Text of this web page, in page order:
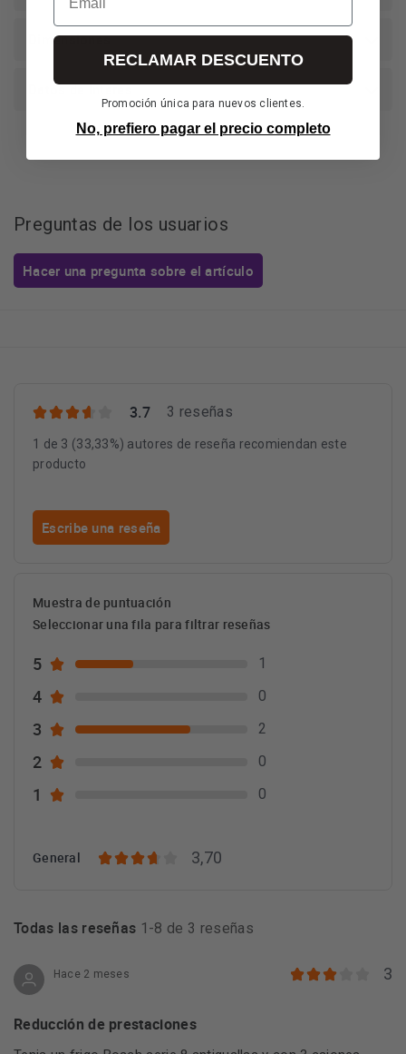
Dimensiones
Datos de Interés
Preguntas de los usuarios
Hacer una pregunta sobre el artículo
3.7 3 reseñas
1 de 3 (33,33%) autores de reseña recomiendan este
producto
Escribe una reseña
Muestra de puntuación
Seleccionar una fila para filtrar reseñas
5 1
4 0
3 2
2 0
1 0
General 3,70
Todas las reseñas 1-8 de 3 reseñas
Hace 2 meses 3
Reducción de prestaciones
RECLAMAR DESCUENTO
Promoción única para nuevos clientes.
No, prefiero pagar el precio completo